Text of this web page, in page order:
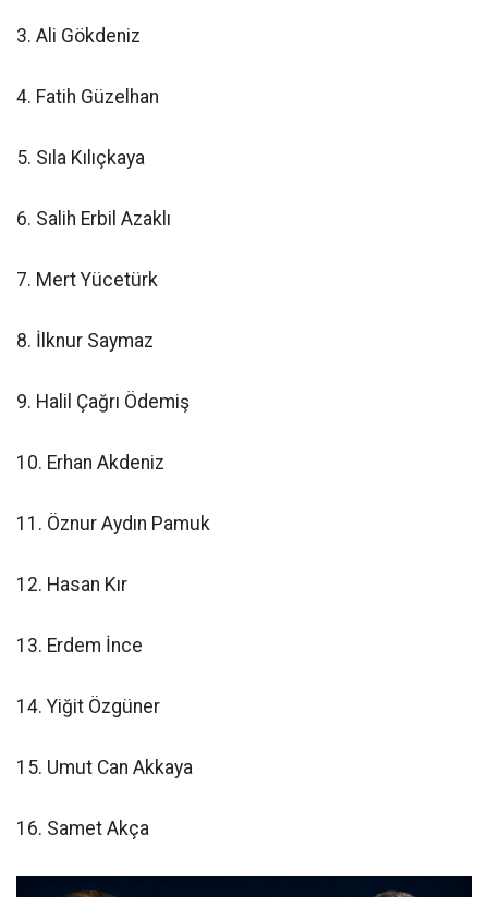
3. Ali Gökdeniz
4. Fatih Güzelhan
5. Sıla Kılıçkaya
6. Salih Erbil Azaklı
7. Mert Yücetürk
8. İlknur Saymaz
9. Halil Çağrı Ödemiş
10. Erhan Akdeniz
11. Öznur Aydın Pamuk
12. Hasan Kır
13. Erdem İnce
14. Yiğit Özgüner
15. Umut Can Akkaya
16. Samet Akça